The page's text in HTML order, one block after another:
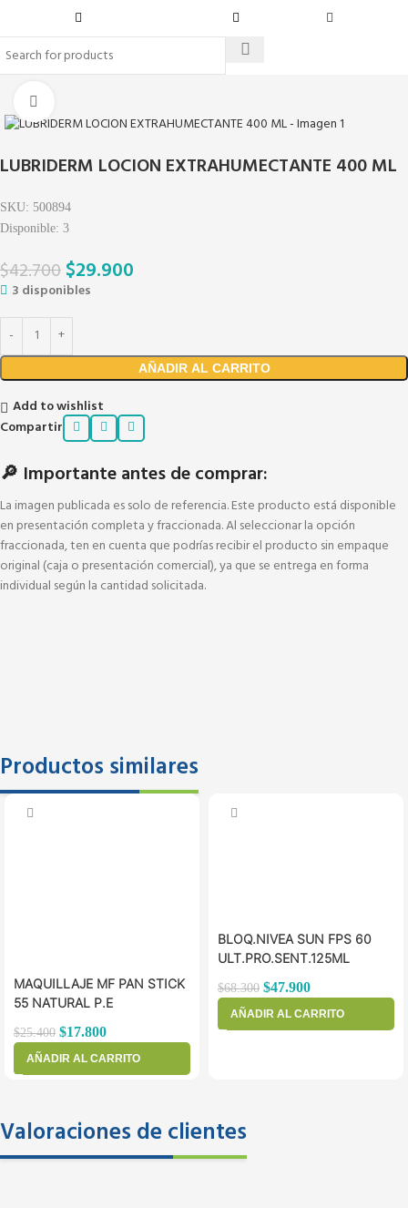
LUBRIDERM LOCION EXTRAHUMECTANTE 400 ML
SKU: 500894
Disponible: 3
$42.700$29.900
3 disponibles
AÑADIR AL CARRITO
Add to wishlist
Compartir
🔎 Importante antes de comprar:
La imagen publicada es solo de referencia. Este producto está disponible
en presentación completa y fraccionada. Al seleccionar la opción
fraccionada, ten en cuenta que podrías recibir el producto sin empaque
original (caja o presentación comercial), ya que se entrega en forma
individual según la cantidad solicitada.
Productos similares
MAQUILLAJE MF PAN STICK
55 NATURAL P.E
$25.400 $17.800
AÑADIR AL CARRITO
BLOQ.NIVEA SUN FPS 60
ULT.PRO.SENT.125ML
$68.300 $47.900
AÑADIR AL CARRITO
Valoraciones de clientes